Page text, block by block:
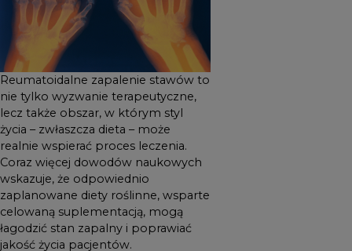
poprawiać jakość życia
pacjentów.
Reumatoidalne zapalenie stawów to
nie tylko wyzwanie terapeutyczne,
lecz także obszar, w którym styl
życia – zwłaszcza dieta – może
realnie wspierać proces leczenia.
Coraz więcej dowodów naukowych
wskazuje, że odpowiednio
zaplanowane diety roślinne, wsparte
celowaną suplementacją, mogą
łagodzić stan zapalny i poprawiać
jakość życia pacjentów.